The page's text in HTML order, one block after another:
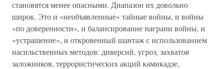
становятся менее опасными. Диапазон их довольно
широк. Это и «необъявленные» тайные войны, и войны
«по доверенности», и балансирование награни войны, и
«устрашение», и откровенный шантаж с использованием
насильственных методов: диверсий, угроз, захватов
заложников, террористических акций камикадзе,